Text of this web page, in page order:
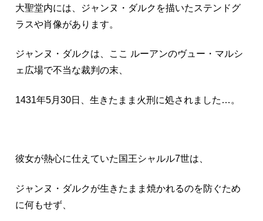
大聖堂内には、ジャンヌ・ダルクを描いたステンドグ
ラスや肖像があります。
ジャンヌ・ダルクは、ここ ルーアンのヴュー・マルシ
ェ広場で不当な裁判の末、
1431年5月30日、生きたまま火刑に処されました…。
彼女が熱心に仕えていた国王シャルル7世は、
ジャンヌ・ダルクが生きたまま焼かれるのを防ぐため
に何もせず、